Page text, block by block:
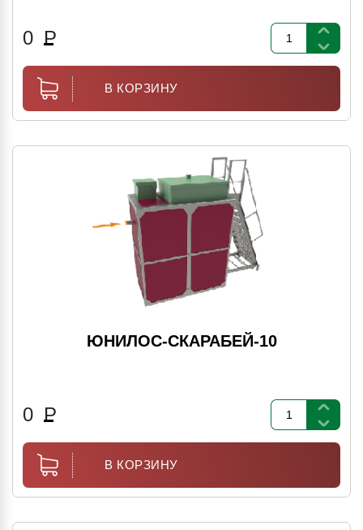
0 Р
В КОРЗИНУ
ЮНИЛОС-СКАРАБЕЙ-10
0 Р
В КОРЗИНУ